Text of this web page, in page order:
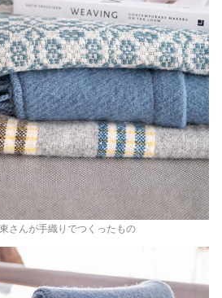
さんが手織りでつくったもの